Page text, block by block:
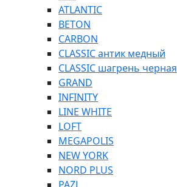
ATLANTIC
BETON
CARBON
CLASSIC антик медный
CLASSIC шагрень черная
GRAND
INFINITY
LINE WHITE
LOFT
MEGAPOLIS
NEW YORK
NORD PLUS